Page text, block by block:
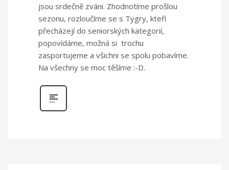
jsou srdečně zváni. Zhodnotíme prošlou
sezonu, rozloučíme se s Tygry, kteří
přecházejí do seniorských kategorií,
popovídáme, možná si trochu
zasportujeme a všichni se spolu pobavíme.
Na všechny se moc těšíme :-D.